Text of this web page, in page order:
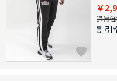
￥
通常
割引